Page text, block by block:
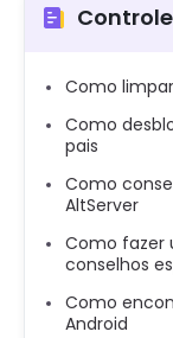
Como
Como
pais
Como
AltServer
Como fazer
conselhos
Como
Android